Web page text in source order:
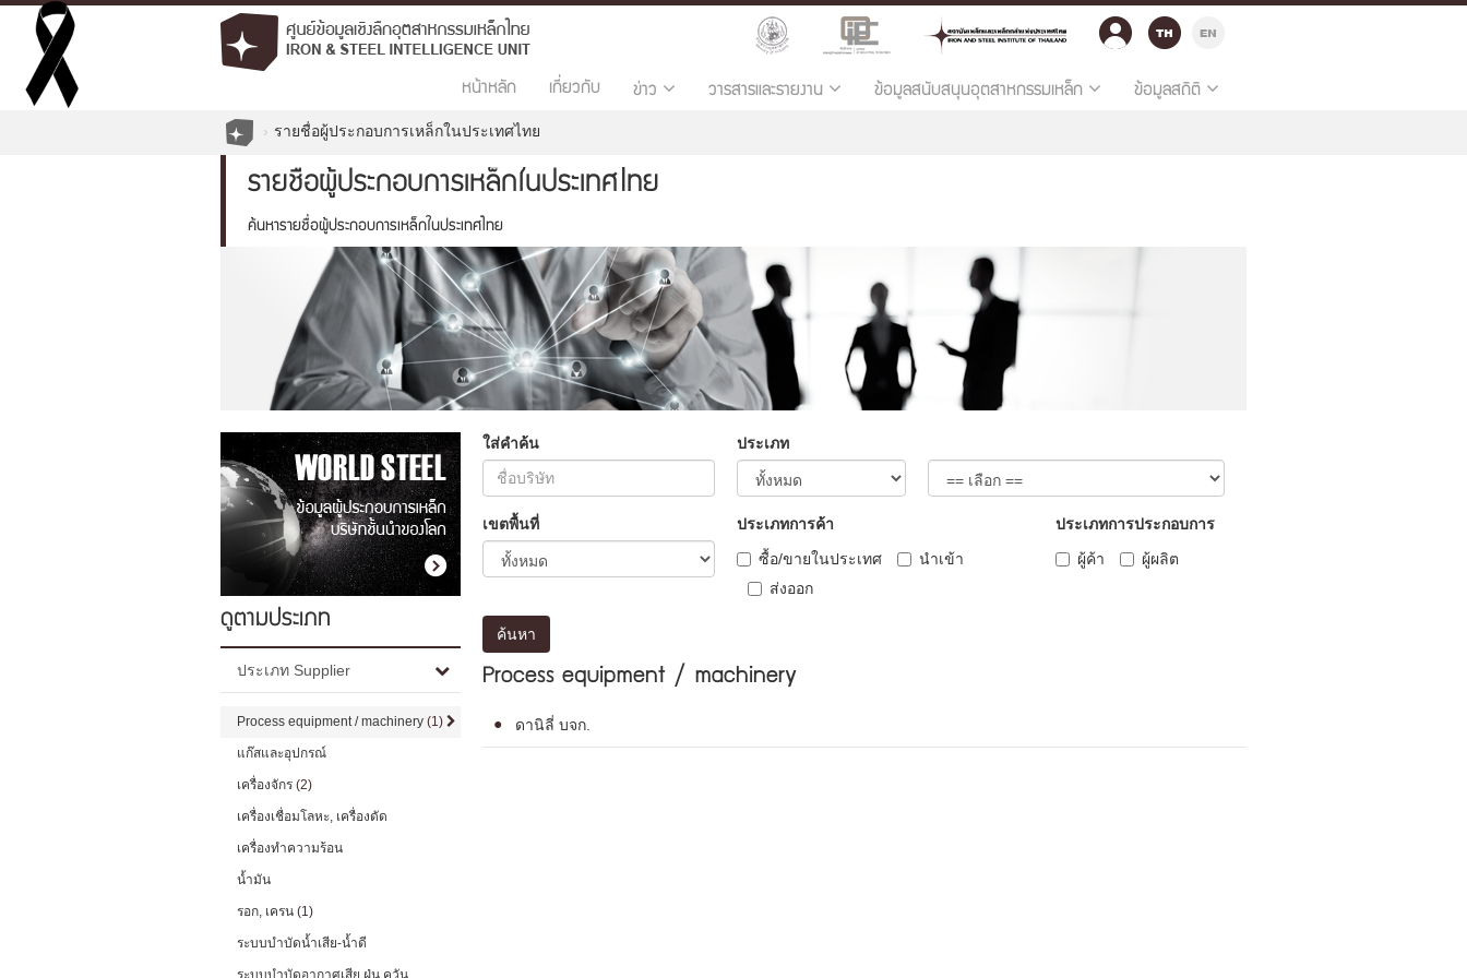
หน้าหลัก เกี่ยวกับ ข่าว วารสารและรายงาน ข้อมูลสนับสนุนอุตสาหกรรมเหล็ก ข้อมูลสถิติ
รายชื่อผู้ประกอบการเหล็กในประเทศไทย
รายชื่อผู้ประกอบการเหล็กในประเทศไทย
ค้นหารายชื่อผู้ประกอบการเหล็กในประเทศไทย
ดูตามประเภท
ประเภท Supplier
Process equipment / machinery (1)
แก๊สและอุปกรณ์
เครื่องจักร (2)
เครื่องเชื่อมโลหะ, เครื่องดัด
เครื่องทำความร้อน
น้ำมัน
รอก, เครน (1)
ระบบบำบัดน้ำเสีย-น้ำดี
ระบบบำบัดอากาศเสีย ฝุ่น ควัน
ใส่คำค้น ประเภท
เขตพื้นที่
ประเภทการค้า
ซื้อ/ขายในประเทศ
นำเข้า
ส่งออก
ประเภทการประกอบการ
ผู้ค้า
ผู้ผลิต
ค้นหา
Process equipment / machinery
ดานิลี่ บจก.